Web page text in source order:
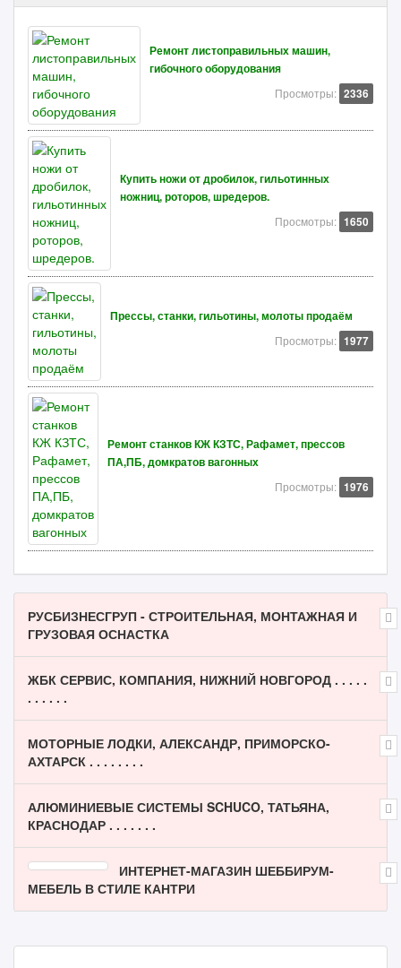
Ремонт листоправильных машин,
гибочного оборудования
Просмотры: 2336
Купить ножи от дробилок, гильотинных
ножниц, роторов, шредеров.
Просмотры: 1650
Прессы, станки, гильотины, молоты продаём
Просмотры: 1977
Ремонт станков КЖ КЗТС, Рафамет, прессов
ПА,ПБ, домкратов вагонных
Просмотры: 1976
РУСБИЗНЕСГРУП - СТРОИТЕЛЬНАЯ, МОНТАЖНАЯ И
ГРУЗОВАЯ ОСНАСТКА
ЖБК СЕРВИС, КОМПАНИЯ, НИЖНИЙ НОВГОРОД . . . . .
. . . . . .
МОТОРНЫЕ ЛОДКИ, АЛЕКСАНДР, ПРИМОРСКО-
АХТАРСК . . . . . . . .
АЛЮМИНИЕВЫЕ СИСТЕМЫ SCHUCO, ТАТЬЯНА,
КРАСНОДАР . . . . . . .
ИНТЕРНЕТ-МАГАЗИН ШЕББИРУМ-
МЕБЕЛЬ В СТИЛЕ КАНТРИ